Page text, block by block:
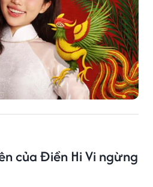
của Điền Hi Vi ngừng